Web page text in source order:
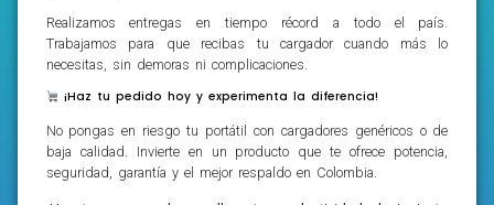
Realizamos entregas en tiempo récord a todo el país.
Trabajamos para que recibas tu cargador cuando más lo
necesitas, sin demoras ni complicaciones.
¡Haz tu pedido hoy y experimenta la diferencia!
No pongas en riesgo tu portátil con cargadores genéricos o de
baja calidad. Invierte en un producto que te ofrece potencia,
seguridad, garantía y el mejor respaldo en Colombia.